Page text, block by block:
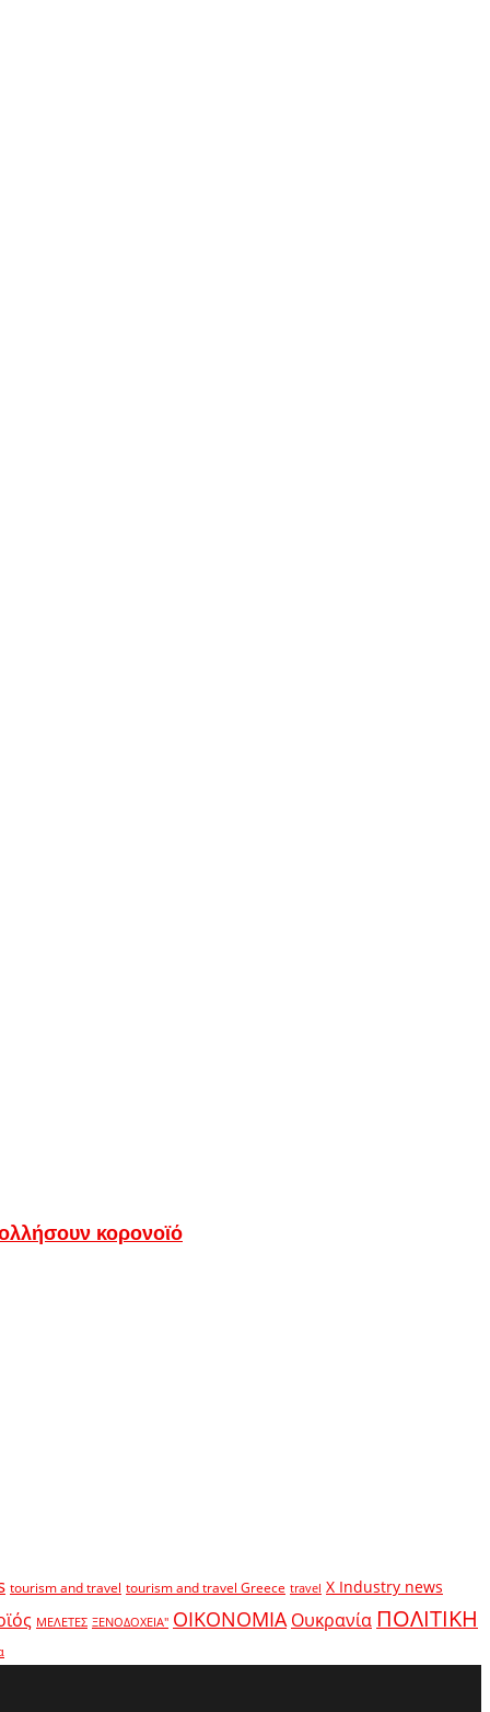
κορονοϊό
tourism and travel tourism and travel Greece travel X Industry news
ΜΕΛΕΤΕΣ ΞΕΝΟΔΟΧΕΙΑ" ΟΙΚΟΝΟΜΙΑ Ουκρανία ΠΟΛΙΤΙΚΗ